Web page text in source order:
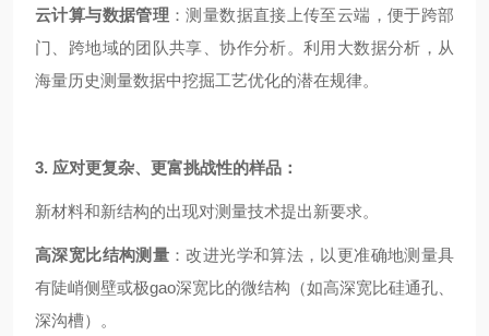
云计算与数据管理 ：测量数据直接上传至云端，便于跨部
门、跨地域的团队共享、协作分析。利用大数据分析，从
海量历史测量数据中挖掘工艺优化的潜在规律。
3. 应对更复杂、更富挑战性的样品：
新材料和新结构的出现对测量技术提出新要求。
高深宽比结构测量 ：改进光学和算法，以更准确地测量具
有陡峭侧壁或极gao深宽比的微结构（如高深宽比硅通孔、
深沟槽）。